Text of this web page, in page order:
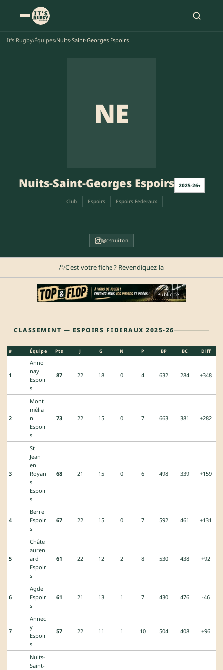
It's Rugby›Équipes›Nuits-Saint-Georges Espoirs
NE
Nuits-Saint-Georges Espoirs 2025-26▾
Club Espoirs Espoirs Federaux
@csnuiton
C'est votre fiche ? Revendiquez-la
Publicité
CLASSEMENT — ESPOIRS FEDERAUX 2025-26
# Équipe Pts J G N P BP BC Diff
1
Anno
nay
Espoir
s
87 22 18 0 4 632 284 +348
2
Mont
mélia
n
Espoir
s
73 22 15 0 7 663 381 +282
3
St
Jean
en
Royan
s
Espoir
s
68 21 15 0 6 498 339 +159
4
Berre
Espoir
s
67 22 15 0 7 592 461 +131
5
Châte
auren
ard
Espoir
s
61 22 12 2 8 530 438 +92
6
Agde
Espoir
s
61 21 13 1 7 430 476 -46
7
Annec
y
Espoir
s
57 22 11 1 10 504 408 +96
Nuits-
Saint-